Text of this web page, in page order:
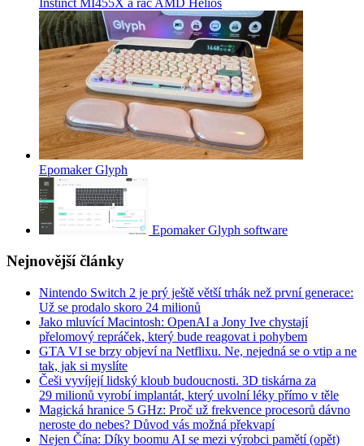
Epomaker Glyph
Epomaker Glyph software
Nejnovější články
Nintendo Switch 2 je prý ještě větší trhák než první generace:
Už se prodalo skoro 24 milionů
Jako mluvící Macintosh: OpenAI a Jony Ive chystají
přelomový repráček, který bude reagovat i pohybem
GTA VI se brzy objeví na Netflixu. Ne, nejedná se o vtip a ne
tak, jak si myslíte
Češi vyvíjejí lidský kloub budoucnosti. 3D tiskárna za
29 milionů vyrobí implantát, který uvolní léky přímo v těle
Magická hranice 5 GHz: Proč už frekvence procesorů dávno
neroste do nebes? Důvod vás možná překvapí
Nejen Čína: Díky boomu AI se mezi výrobci pamětí (opět)